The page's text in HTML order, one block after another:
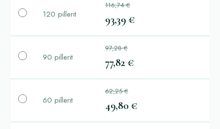
120 pillerit
116,74 €
93,39 €
90 pillerit
97,28 €
77,82 €
60 pillerit
62,25 €
49,80 €